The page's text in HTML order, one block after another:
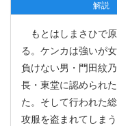
解説
もとはしまさひで
る。ケンカは強いが
負けない男・門田紋
長・東堂に認められ
た。そして行われた
攻服を盗まれてしま